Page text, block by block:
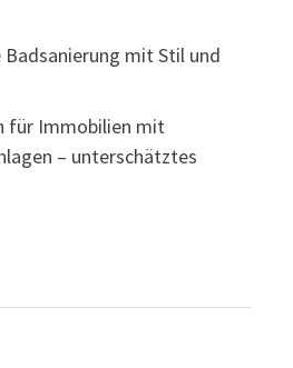
mit Stil und
für Immobilien mit
– unterschätztes